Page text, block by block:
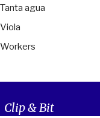
Tanta agua
Viola
Workers
Clip & Bit